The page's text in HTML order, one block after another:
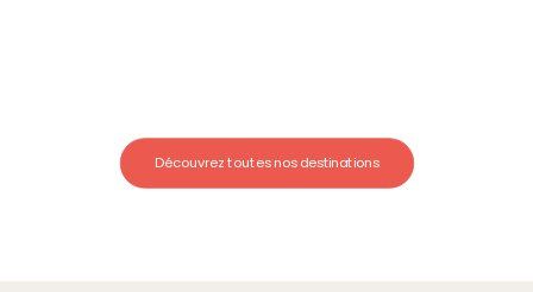
Découvrez toutes nos destinations